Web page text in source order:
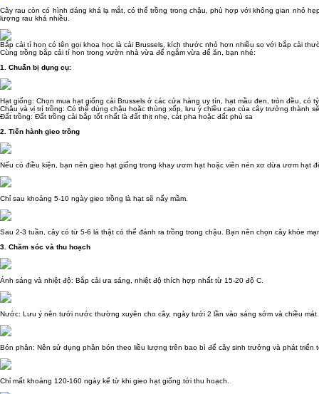
Cây rau còn có hình dáng khá lạ mắt, có thể trồng trong chậu, phù hợp với không gian nhỏ
lượng rau khá nhiều.
Bắp cải tí hon có tên gọi khoa học là cải Brussels, kích thước nhỏ hơn nhiều so với bắp cải
Cùng trồng bắp cải tí hon trong vườn nhà vừa để ngắm vừa để ăn, bạn nhé:
1. Chuẩn bị dụng cụ:
Hạt giống: Chọn mua hạt giống cải Brussels ở các cửa hàng uy tín, hạt mầu đen, tròn đều, có
Chậu và vị trí trồng: Có thể dùng chậu hoặc thùng xốp, lưu ý chiều cao của cây trưởng thành
Đất trồng: Đất trồng cải bắp tốt nhất là đất thịt nhẹ, cát pha hoặc đất phù sa
2. Tiến hành gieo trồng
Nếu có điều kiện, bạn nên gieo hạt giống trong khay ươm hạt hoặc viên nén xơ dừa ươm
Chỉ sau khoảng 5-10 ngày gieo trồng là hạt sẽ nẩy mầm.
Sau 2-3 tuần, cây có từ 5-6 lá thật có thể đánh ra trồng trong chậu. Bạn nên chọn cây khỏe
3. Chăm sóc và thu hoạch
Ánh sáng và nhiệt độ: Bắp cải ưa sáng, nhiệt độ thích hợp nhất từ 15-20 độ C.
Nước: Lưu ý nên tưới nước thường xuyên cho cây, ngày tưới 2 lần vào sáng sớm và chiều
Bón phân: Nên sử dụng phân bón theo liều lượng trên bao bì để cây sinh trưởng và phát triển
Chỉ mất khoảng 120-160 ngày kể từ khi gieo hạt giống tới thu hoạch.